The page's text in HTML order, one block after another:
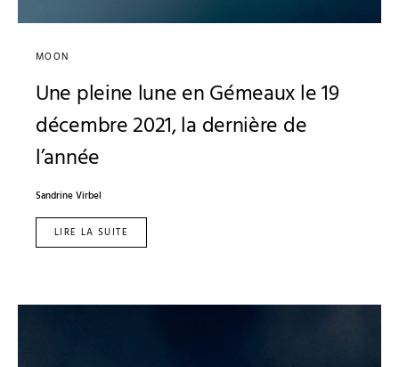
MOON
Une pleine lune en Gémeaux le 19
décembre 2021, la dernière de
l’année
Sandrine Virbel
LIRE LA SUITE